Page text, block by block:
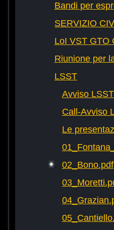
Bandi per
SERVIZIO
LoI VST GTO
Riunione per
LSST
Avviso
Call-Avviso
Le
02_Bono.pdf